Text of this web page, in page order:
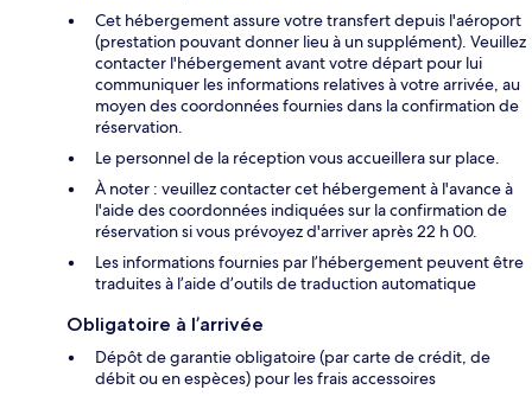
Cet hébergement assure votre transfert depuis l'aéroport
(prestation pouvant donner lieu à un supplément). Veuillez
contacter l'hébergement avant votre départ pour lui
communiquer les informations relatives à votre arrivée, au
moyen des coordonnées fournies dans la confirmation de
réservation.
Le personnel de la réception vous accueillera sur place.
À noter : veuillez contacter cet hébergement à l'avance à
l'aide des coordonnées indiquées sur la confirmation de
réservation si vous prévoyez d'arriver après 22 h 00.
Les informations fournies par l’hébergement peuvent être
traduites à l’aide d’outils de traduction automatique
Obligatoire à l’arrivée
Dépôt de garantie obligatoire (par carte de crédit, de
débit ou en espèces) pour les frais accessoires